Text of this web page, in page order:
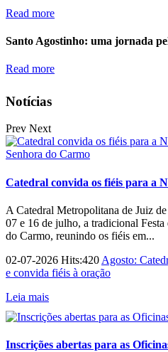
Read more
Santo Agostinho: uma jornada
Read more
Notícias
Prev Next
Catedral convida os fiéis para a
A Catedral Metropolitana de Juiz
07 e 16 de julho, a tradicional
do Carmo, reunindo os fiéis em...
02-07-2026 Hits:420 Agosto:
e convida fiéis à oração
Leia mais
Inscrições abertas para as